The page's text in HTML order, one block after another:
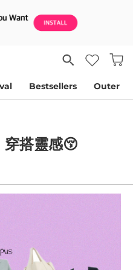
Bestsellers Outer
搭靈感😚